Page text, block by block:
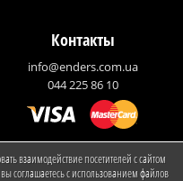
Контакты
info@enders.com.ua
044 225 86 10
взаимодействие посетителей с сайтом
соглашаетесь с использованием файлов